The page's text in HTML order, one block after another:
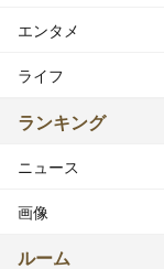
エンタメ
ライフ
ランキング
ニュース
画像
ルーム